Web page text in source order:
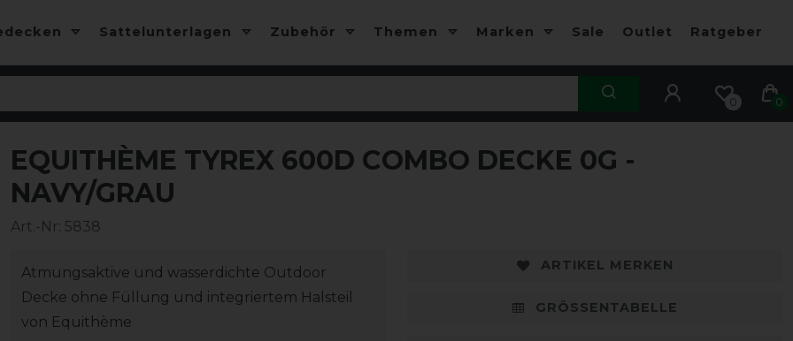
Sattelunterlagen Zubehör Themen Marken Sale Outlet Ratgeber
0 0
-10%
EQUITHÈME TYREX 600D COMBO DECKE 0G -
NAVY/GRAU
Art.-Nr: 5838
Atmungsaktive und wasserdichte Outdoor
Decke ohne Füllung und integriertem Halsteil
von Equithème
ARTIKEL MERKEN
GRÖSSENTABELLE